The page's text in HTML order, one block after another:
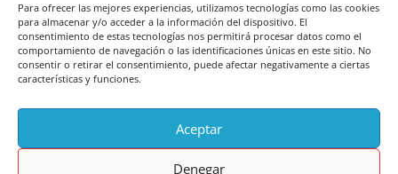
Para ofrecer las mejores experiencias, utilizamos tecnologías como las cookies
para almacenar y/o acceder a la información del dispositivo. El
consentimiento de estas tecnologías nos permitirá procesar datos como el
comportamiento de navegación o las identificaciones únicas en este sitio. No
consentir o retirar el consentimiento, puede afectar negativamente a ciertas
características y funciones.
Aceptar
Denegar
CONTACTO|AVISO LEGAL|PRIVACIDAD